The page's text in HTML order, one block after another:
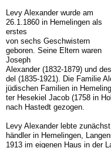
Levy Alexander wurde am
26.1.1860 in Hemelingen als
erstes
von sechs Geschwistern
geboren. Seine Eltern waren
Joseph
Alexander (1832-1879) und
del (1835-1921). Die Familie
jüdischen Familien in
ter Hesekiel Jacob (1758 in
nach Hastedt gezogen.
Levy Alexander lebte
händler in Hemelingen,
1913 im eigenen Haus in der